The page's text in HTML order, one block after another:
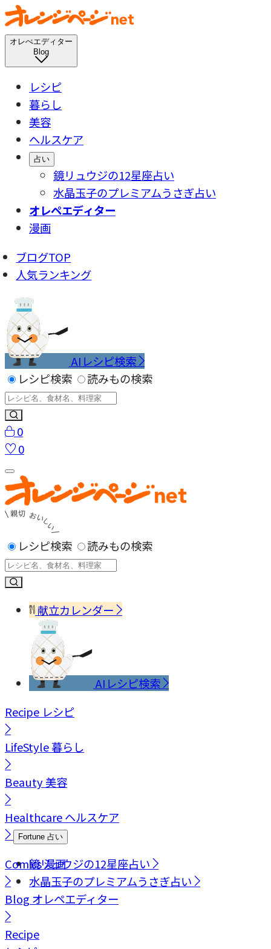
オレぺエディター
Blog
レシピ
暮らし
美容
ヘルスケア
占い
鏡リュウジの12星座占い
水晶玉子のプレミアムうさぎ占い
オレペエディター
漫画
ブログTOP
人気ランキング
AIレシピ検索
レシピ検索
読みもの検索
0
0
レシピ検索 読みもの検索
献立カレンダー
AIレシピ検索
Recipe レシピ
LifeStyle暮らし
Beauty美容
Healthcareヘルスケア
Fortune 占い
鏡リュウジの12星座占い
水晶玉子のプレミアムうさぎ占い
Comics漫画
Blog オレペエディター
Recipe